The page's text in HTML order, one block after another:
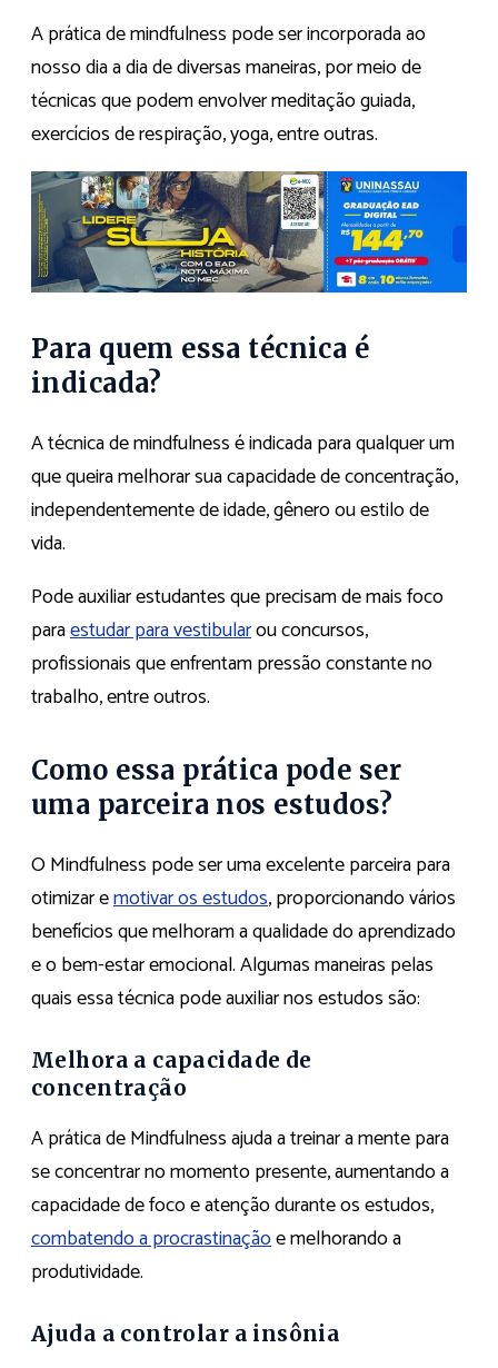
A prática de mindfulness pode ser incorporada ao
nosso dia a dia de diversas maneiras, por meio de
técnicas que podem envolver meditação guiada,
exercícios de respiração, yoga, entre outras.
Para quem essa técnica é
indicada?
A técnica de mindfulness é indicada para qualquer um
que queira melhorar sua capacidade de concentração,
independentemente de idade, gênero ou estilo de
vida.
Pode auxiliar estudantes que precisam de mais foco
paraestudar para vestibularou concursos,
profissionais que enfrentam pressão constante no
trabalho, entre outros.
Como essa prática pode ser
uma parceira nos estudos?
O Mindfulness pode ser uma excelente parceira para
otimizar emotivar os estudos, proporcionando vários
benefícios que melhoram a qualidade do aprendizado
e o bem-estar emocional. Algumas maneiras pelas
quais essa técnica pode auxiliar nos estudos são:
Melhora a capacidade de
concentração
A prática de Mindfulness ajuda a treinar a mente para
se concentrar no momento presente, aumentando a
capacidade de foco e atenção durante os estudos,
combatendo a procrastinaçãoe melhorando a
produtividade.
Ajuda a controlar a insônia